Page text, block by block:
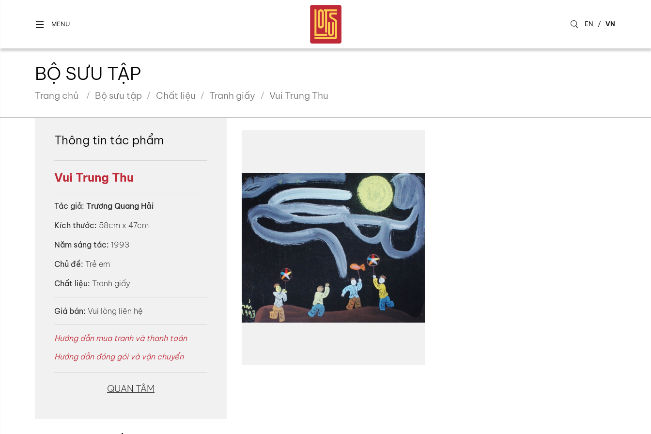
MENU EN / VN
BỘ SƯU TẬP
Trang chủ Bộ sưu tập Chất liệu Tranh giấy Vui Trung Thu
Thông tin tác phẩm
Vui Trung Thu
Tác giả: Trương Quang Hải
Kích thước: 58cm x 47cm
Năm sáng tác: 1993
Chủ đề: Trẻ em
Chất liệu: Tranh giấy
Giá bán: Vui lòng liên hệ
Hướng dẫn mua tranh và thanh toán
Hướng dẫn đóng gói và vận chuyển
QUAN TÂM